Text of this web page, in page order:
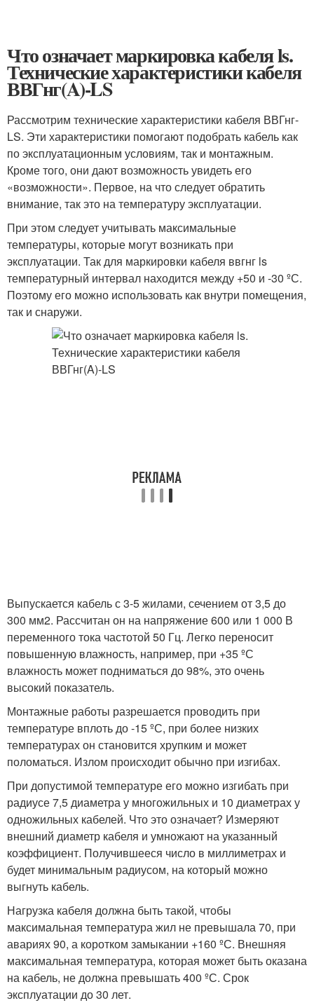
Что означает маркировка кабеля ls.
Технические характеристики кабеля
ВВГнг(A)-LS
Рассмотрим технические характеристики кабеля ВВГнг-
LS. Эти характеристики помогают подобрать кабель как
по эксплуатационным условиям, так и монтажным.
Кроме того, они дают возможность увидеть его
«возможности». Первое, на что следует обратить
внимание, так это на температуру эксплуатации.
При этом следует учитывать максимальные
температуры, которые могут возникать при
эксплуатации. Так для маркировки кабеля ввгнг ls
температурный интервал находится между +50 и -30 ºС.
Поэтому его можно использовать как внутри помещения,
так и снаружи.
Выпускается кабель с 3-5 жилами, сечением от 3,5 до
300 мм2. Рассчитан он на напряжение 600 или 1 000 В
переменного тока частотой 50 Гц. Легко переносит
повышенную влажность, например, при +35 ºС
влажность может подниматься до 98%, это очень
высокий показатель.
Монтажные работы разрешается проводить при
температуре вплоть до -15 ºС, при более низких
температурах он становится хрупким и может
поломаться. Излом происходит обычно при изгибах.
При допустимой температуре его можно изгибать при
радиусе 7,5 диаметра у многожильных и 10 диаметрах у
одножильных кабелей. Что это означает? Измеряют
внешний диаметр кабеля и умножают на указанный
коэффициент. Получившееся число в миллиметрах и
будет минимальным радиусом, на который можно
выгнуть кабель.
Нагрузка кабеля должна быть такой, чтобы
максимальная температура жил не превышала 70, при
авариях 90, а коротком замыкании +160 ºС. Внешняя
максимальная температура, которая может быть оказана
на кабель, не должна превышать 400 ºС. Срок
эксплуатации до 30 лет.